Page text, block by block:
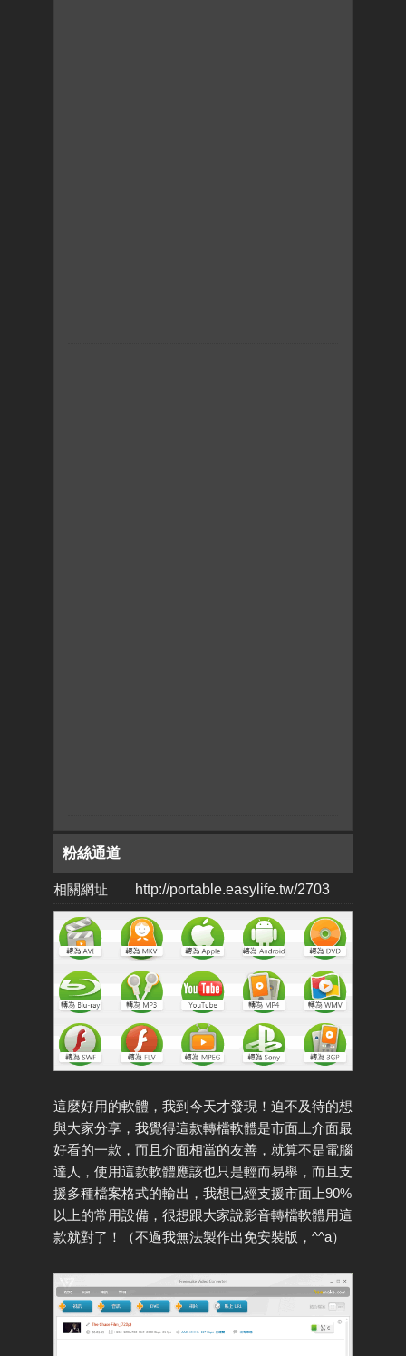
粉絲通道
相關網址 http://portable.easylife.tw/2703
這麼好用的軟體，我到今天才發現！迫不及待的想
與大家分享，我覺得這款轉檔軟體是市面上介面最
好看的一款，而且介面相當的友善，就算不是電腦
達人，使用這款軟體應該也只是輕而易舉，而且支
援多種檔案格式的輸出，我想已經支援市面上90%
以上的常用設備，很想跟大家說影音轉檔軟體用這
款就對了！（不過我無法製作出免安裝版，^^a）